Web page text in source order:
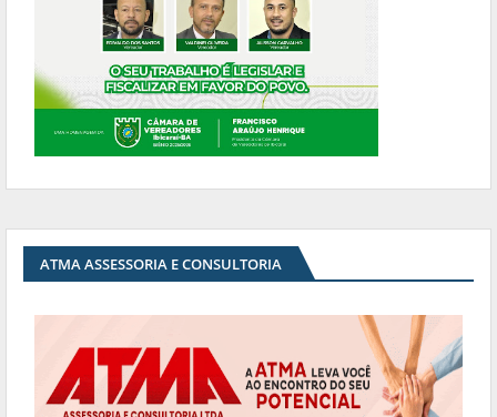
ATMA ASSESSORIA E CONSULTORIA